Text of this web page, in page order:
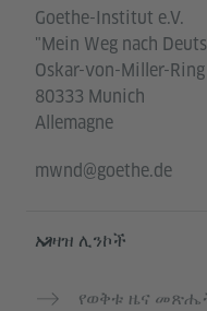
Goethe-Institut e.V.
"Mein Weg nach
Oskar-von-Miller-
80333 Munich
Allemagne
mwnd@goethe.de
አገዛዝ ሊንኮች
የወቅቱ ዜና